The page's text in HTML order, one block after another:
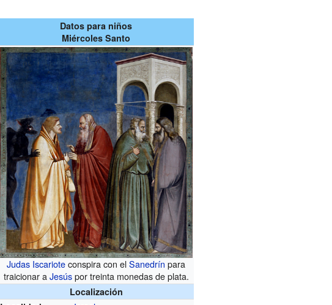
Datos para niños
Miércoles Santo
Judas Iscarioteconspira con elSanedrín para
traicionar aJesúspor treinta monedas de plata.
Localización